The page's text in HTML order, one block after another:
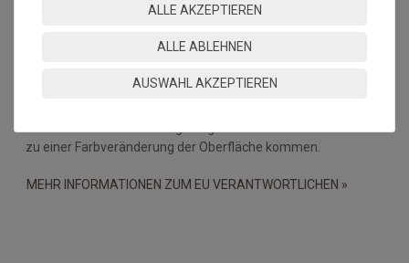
sowie Farbabweichungen zwischen Bildschirmfoto und
durch eine Wechselwirkung mit gummibeschichteten Matten
zu einer Farbveränderung der Oberfläche kommen.
MEHR INFORMATIONEN ZUM EU VERANTWORTLICHEN »
ALLE AKZEPTIEREN
ALLE ABLEHNEN
AUSWAHL AKZEPTIEREN